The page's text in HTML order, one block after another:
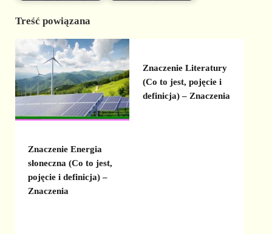
Treść powiązana
Znaczenie Energia
słoneczna (Co to jest,
pojęcie i definicja) –
Znaczenia
Znaczenie Literatury
(Co to jest, pojęcie i
definicja) – Znaczenia